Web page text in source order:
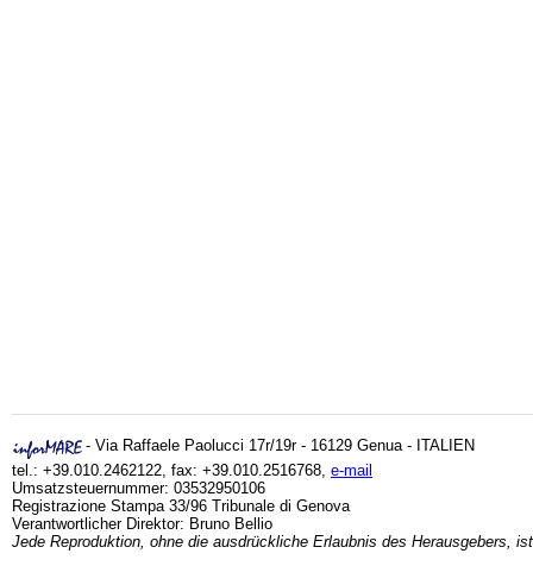
- Via Raffaele Paolucci 17r/19r - 16129 Genua - ITALIEN
tel.: +39.010.2462122, fax: +39.010.2516768, e-mail
Umsatzsteuernummer: 03532950106
Registrazione Stampa 33/96 Tribunale di Genova
Verantwortlicher Direktor: Bruno Bellio
Jede Reproduktion, ohne die ausdrückliche Erlaubnis des Herausgebers,